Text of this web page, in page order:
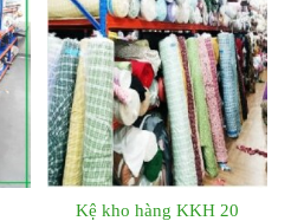
Kệ kho hàng KKH 20